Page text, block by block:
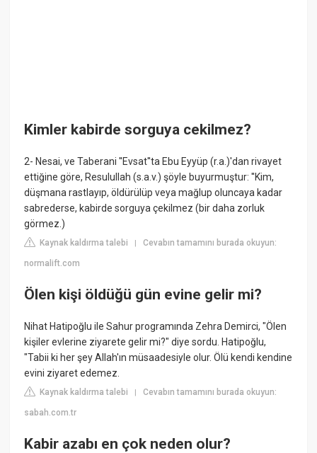
Kimler kabirde sorguya cekilmez?
2- Nesai, ve Taberani ''Evsat''ta Ebu Eyyüp (r.a.)'dan rivayet
ettiğine göre, Resulullah (s.a.v.) şöyle buyurmuştur: ''Kim,
düşmana rastlayıp, öldürülüp veya mağlup oluncaya kadar
sabrederse, kabirde sorguya çekilmez (bir daha zorluk
görmez.)
Kaynak kaldırma talebi |Cevabın tamamını burada okuyun:
normalift.com
Ölen kişi öldüğü gün evine gelir mi?
Nihat Hatipoğlu ile Sahur programında Zehra Demirci, "Ölen
kişiler evlerine ziyarete gelir mi?" diye sordu. Hatipoğlu,
"Tabii ki her şey Allah'ın müsaadesiyle olur. Ölü kendi kendine
evini ziyaret edemez.
Kaynak kaldırma talebi |Cevabın tamamını burada okuyun:
sabah.com.tr
Kabir azabı en çok neden olur?